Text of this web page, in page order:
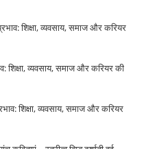
शिक्षा, व्यवसाय, समाज और करियर
शिक्षा, व्यवसाय, समाज और करियर की
शिक्षा, व्यवसाय, समाज और करियर